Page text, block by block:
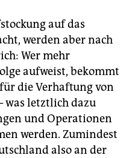
auf das
werden aber nach
Wer mehr
aufweist, bekommt
die Verhaftung von
was letztlich dazu
und Operationen
werden. Zumindest
also an der